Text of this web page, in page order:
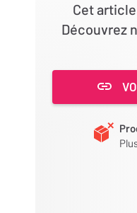
Cet
Découvrez